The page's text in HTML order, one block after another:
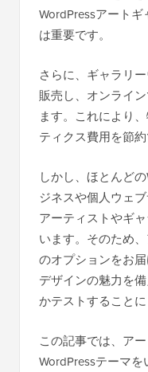
WordPressアート
は重要です。
さらに、ギャラリ
販売し、オンライ
ます。これにより
ティクス費用を節約
しかし、ほとんど
ジネスや個人ウェ
アーティストやギ
います。そのため
のオプションをお
デザインの魅力を
かテストすることに
この記事では、ア
WordPressテーマを